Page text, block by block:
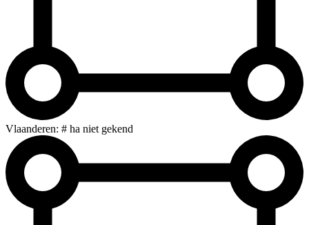
Vlaanderen: # ha niet gekend